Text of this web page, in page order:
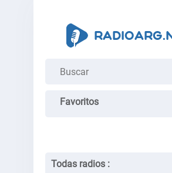
Favoritos
Todas radios :